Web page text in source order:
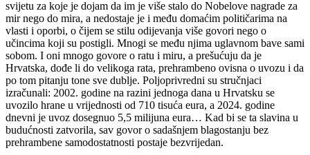
svijetu za koje je dojam da im je više stalo do Nobelove nagrade za
mir nego do mira, a nedostaje je i među domaćim političarima na
vlasti i oporbi, o čijem se stilu odijevanja više govori nego o
učincima koji su postigli. Mnogi se među njima uglavnom bave sami
sobom. I oni mnogo govore o ratu i miru, a prešućuju da je
Hrvatska, dođe li do velikoga rata, prehrambeno ovisna o uvozu i da
po tom pitanju tone sve dublje. Poljoprivredni su stručnjaci
izračunali: 2002. godine na razini jednoga dana u Hrvatsku se
uvozilo hrane u vrijednosti od 710 tisuća eura, a 2024. godine
dnevni je uvoz dosegnuo 5,5 milijuna eura… Kad bi se ta slavina u
budućnosti zatvorila, sav govor o sadašnjem blagostanju bez
prehrambene samodostatnosti postaje bezvrijedan.